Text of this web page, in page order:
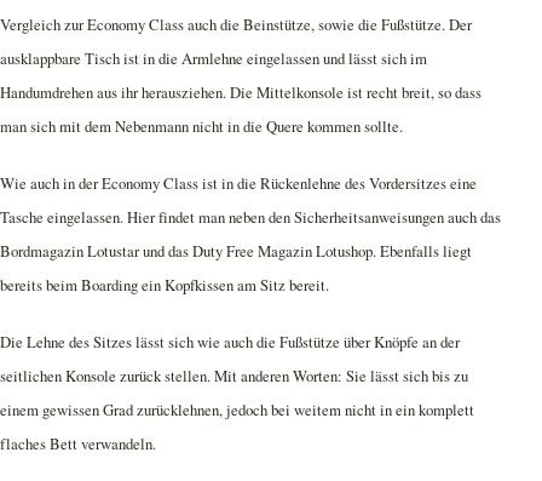
Vergleich zur Economy Class auch die Beinstütze, sowie die Fußstütze. Der
ausklappbare Tisch ist in die Armlehne eingelassen und lässt sich im
Handumdrehen aus ihr herausziehen. Die Mittelkonsole ist recht breit, so dass
man sich mit dem Nebenmann nicht in die Quere kommen sollte.
Wie auch in der Economy Class ist in die Rückenlehne des Vordersitzes eine
Tasche eingelassen. Hier findet man neben den Sicherheitsanweisungen auch das
Bordmagazin Lotustar und das Duty Free Magazin Lotushop. Ebenfalls liegt
bereits beim Boarding ein Kopfkissen am Sitz bereit.
Die Lehne des Sitzes lässt sich wie auch die Fußstütze über Knöpfe an der
seitlichen Konsole zurück stellen. Mit anderen Worten: Sie lässt sich bis zu
einem gewissen Grad zurücklehnen, jedoch bei weitem nicht in ein komplett
flaches Bett verwandeln.